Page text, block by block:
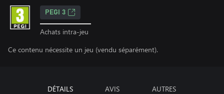
PEGI 3
Achats intra-jeu
Ce contenu nécessite un jeu (vendu séparément).
DÉTAILS AVIS AUTRES